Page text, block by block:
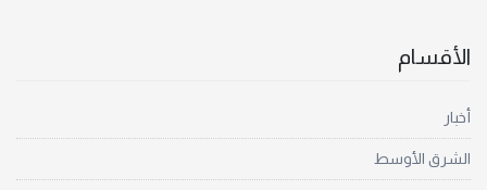
الأقسام
أخبار
الشرق الأوسط